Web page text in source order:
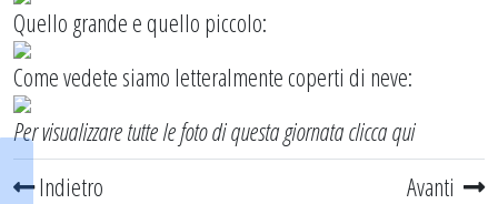
Quello grande e quello piccolo:
Come vedete siamo letteralmente coperti di neve:
Per visualizzare tutte le foto di questa giornataclicca qui
Indietro
Avanti